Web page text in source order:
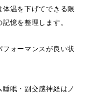
温を下げてできる限
憶を整理します。
ォーマンスが良い状
眠・副交感神経はノ